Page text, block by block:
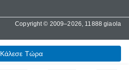
Κάλεσε Τώρα
Copyright © 2009–2026, 11888 giaola